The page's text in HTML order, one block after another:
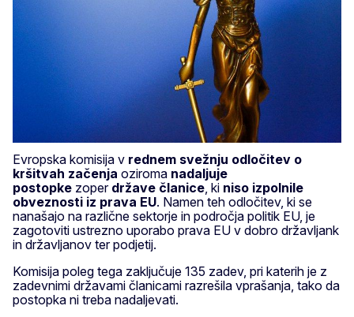
Evropska komisija v rednem svežnju odločitev o
kršitvah začenja oziroma nadaljuje
postopke zoper države članice , ki niso izpolnile
obveznosti iz prava EU. Namen teh odločitev, ki se
nanašajo na različne sektorje in področja politik EU, je
zagotoviti ustrezno uporabo prava EU v dobro državljank
in državljanov ter podjetij.
Komisija poleg tega zaključuje 135 zadev, pri katerih je z
zadevnimi državami članicami razrešila vprašanja, tako da
postopka ni treba nadaljevati.